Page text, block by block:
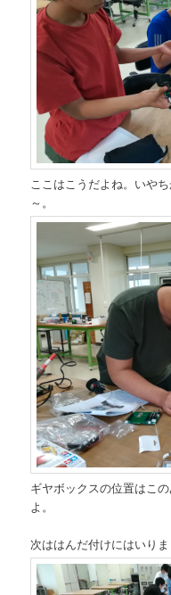
ここはこうだよね。いや
～。
ギヤボックスの位置はこ
よ。
次ははんだ付けにはいりま